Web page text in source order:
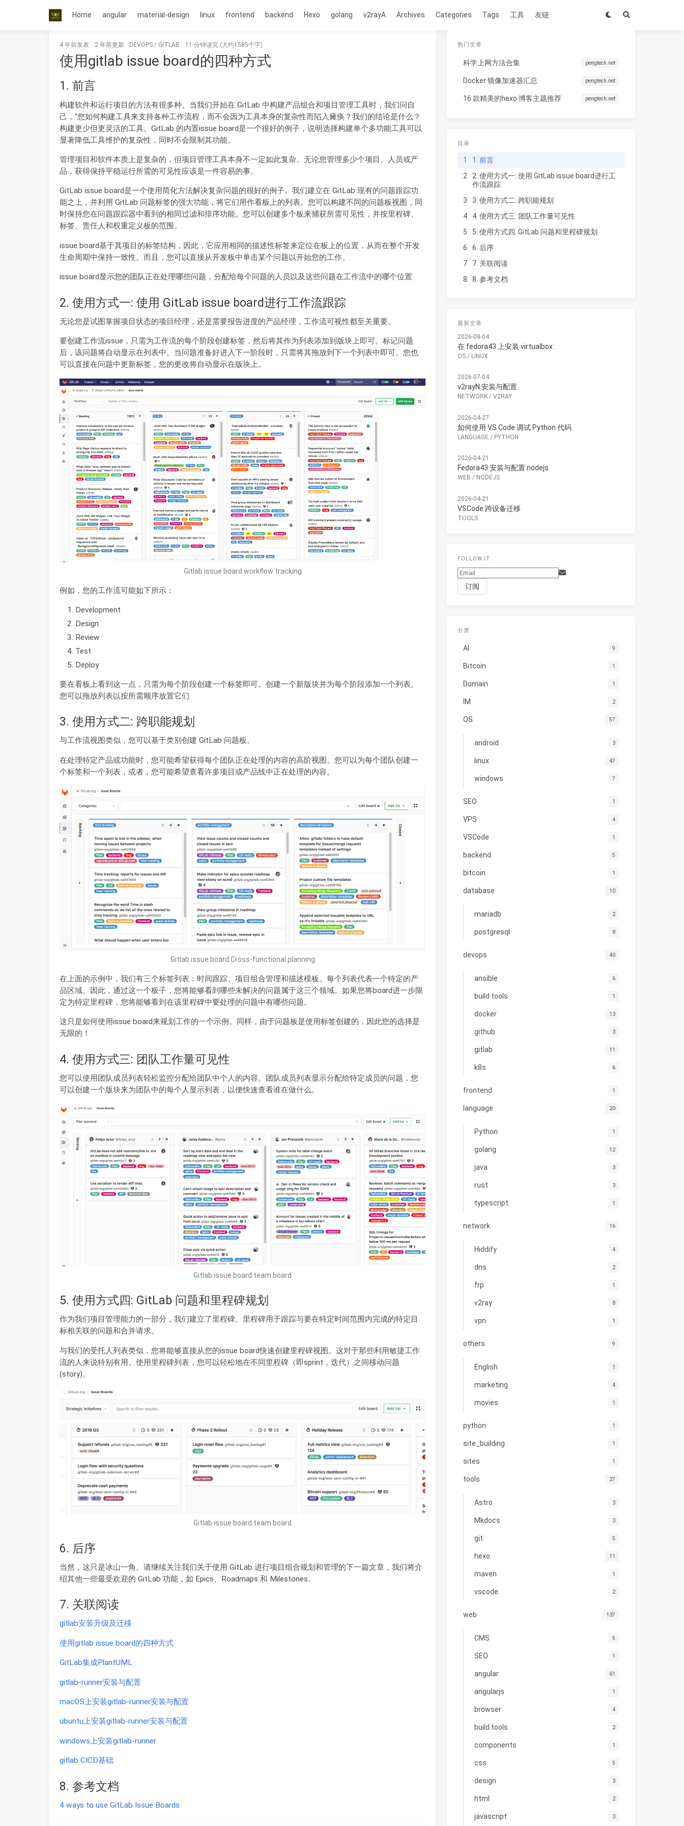
Home angular material-design linux frontend backend Hexo golang v2rayA Archives Categories Tags 工具 友链
4 年前发表 2 年前更新 DEVOPS / GITLAB 11 分钟读完 (大约1585个字)
使用gitlab issue board的四种方式
1. 前言
构建软件和运行项目的方法有很多种。当我们开始在 GitLab 中构建产品组合和项目管理工具时，我们问自
己，“您如何构建工具来支持各种工作流程，而不会因为工具本身的复杂性而陷入瘫痪？我们的结论是什么？
构建更少但更灵活的工具。GitLab 的内置issue board是一个很好的例子，说明选择构建单个多功能工具可以
显著降低工具维护的复杂性，同时不会限制其功能。
管理项目和软件本质上是复杂的，但项目管理工具本身不一定如此复杂。无论您管理多少个项目、人员或产
品，获得保持平稳运行所需的可见性应该是一件容易的事。
GitLab issue board是一个使用简化方法解决复杂问题的很好的例子。我们建立在 GitLab 现有的问题跟踪功
能之上，并利用 GitLab 问题标签的强大功能，将它们用作看板上的列表。您可以构建不同的问题板视图，同
时保持您在问题跟踪器中看到的相同过滤和排序功能。您可以创建多个板来捕获所需可见性，并按里程碑、
标签、责任人和权重定义板的范围。
issue board基于其项目的标签结构，因此，它应用相同的描述性标签来定位在板上的位置，从而在整个开发
生命周期中保持一致性。而且，您可以直接从开发板中单击某个问题以开始您的工作。
issue board显示您的团队正在处理哪些问题，分配给每个问题的人员以及这些问题在工作流中的哪个位置
2. 使用方式一: 使用 GitLab issue board进行工作流跟踪
无论您是试图掌握项目状态的项目经理，还是需要报告进度的产品经理，工作流可视性都至关重要。
要创建工作流issue，只需为工作流的每个阶段创建标签，然后将其作为列表添加到版块上即可。标记问题
后，该问题将自动显示在列表中。当问题准备好进入下一阶段时，只需将其拖放到下一个列表中即可。您也
可以直接在问题中更新标签，您的更改将自动显示在版块上。
Gitlab issue board workflow tracking
例如，您的工作流可能如下所示：
Development
Design
Review
Test
Deploy
要在看板上看到这一点，只需为每个阶段创建一个标签即可。创建一个新版块并为每个阶段添加一个列表。
您可以拖放列表以按所需顺序放置它们.
3. 使用方式二: 跨职能规划
与工作流视图类似，您可以基于类别创建 GitLab 问题板。
在处理特定产品或功能时，您可能希望获得每个团队正在处理的内容的高阶视图。您可以为每个团队创建一
个标签和一个列表，或者，您可能希望查看许多项目或产品线中正在处理的内容。
Gitlab issue board Cross-functional planning
在上面的示例中，我们有三个标签列表：时间跟踪、项目组合管理和描述模板。每个列表代表一个特定的产
品区域。因此，通过这一个板子，您将能够看到哪些未解决的问题属于这三个领域。如果您将board进一步限
定为特定里程碑，您将能够看到在该里程碑中要处理的问题中有哪些问题。
这只是如何使用issue board来规划工作的一个示例。同样，由于问题板是使用标签创建的，因此您的选择是
无限的！
4. 使用方式三: 团队工作量可见性
您可以使用团队成员列表轻松监控分配给团队中个人的内容。团队成员列表显示分配给特定成员的问题，您
可以创建一个版块来为团队中的每个人显示列表，以便快速查看谁在做什么。
Gitlab issue board team board
5. 使用方式四: GitLab 问题和里程碑规划
作为我们项目管理能力的一部分，我们建立了里程碑。里程碑用于跟踪与要在特定时间范围内完成的特定目
标相关联的问题和合并请求。
与我们的受托人列表类似，您将能够直接从您的issue board快速创建里程碑视图。这对于那些利用敏捷工作
流的人来说特别有用。使用里程碑列表，您可以轻松地在不同里程碑（即sprint，迭代）之间移动问题
(story)。
Gitlab issue board team board
6. 后序
当然，这只是冰山一角。请继续关注我们关于使用 GitLab 进行项目组合规划和管理的下一篇文章，我们将介
绍其他一些最受欢迎的 GitLab 功能，如 Epics、Roadmaps 和 Milestones。
7. 关联阅读
gitlab安装升级及迁移
使用gitlab issue board的四种方式
GitLab集成PlantUML
gitlab-runner安装与配置
macOS上安装gitlab-runner安装与配置
ubuntu上安装gitlab-runner安装与配置
windows上安装gitlab-runner
gitlab CICD基础
8. 参考文档
4 ways to use GitLab Issue Boards
热门文章
科学上网方法合集 pengtech.net
Docker 镜像加速器汇总 pengtech.net
16 款精美的hexo 博客主题推荐 pengtech.net
目录
1
1. 前言
2
2. 使用方式一: 使用 GitLab issue board进行工
作流跟踪
3
3. 使用方式二: 跨职能规划
4
4. 使用方式三: 团队工作量可见性
5
5. 使用方式四: GitLab 问题和里程碑规划
6
6. 后序
7
7. 关联阅读
8
8. 参考文档
最新文章
2026-08-04
在 fedora43 上安装 virtualbox
OS / LINUX
2026-07-04
v2rayN 安装与配置
NETWORK / V2RAY
2026-04-27
如何使用 VS Code 调试 Python 代码
LANGUAGE / PYTHON
2026-04-21
Fedora43 安装与配置 nodejs
WEB / NODEJS
2026-04-21
VSCode 跨设备迁移
TOOLS
FOLLOW.IT
分类
AI 9
Bitcoin 1
Domain 1
IM 2
OS 57
android 3
linux 47
windows 7
SEO 1
VPS 4
VSCode 1
backend 5
bitcoin 1
database 10
mariadb 2
postgresql 8
devops 40
ansible 6
build tools 1
docker 13
github 3
gitlab 11
k8s 6
frontend 1
language 20
Python 1
golang 12
java 3
rust 3
typescript 1
network 16
Hiddify 4
dns 2
frp 1
v2ray 8
vpn 1
others 9
English 1
marketing 4
movies 1
python 1
site_building 1
sites 1
tools 27
Astro 3
Mkdocs 3
git 5
hexo 11
maven 1
vscode 2
web 137
CMS 5
SEO 1
angular 61
angularjs 1
browser 4
build tools 2
components 1
css 5
design 3
html 2
javascript 3